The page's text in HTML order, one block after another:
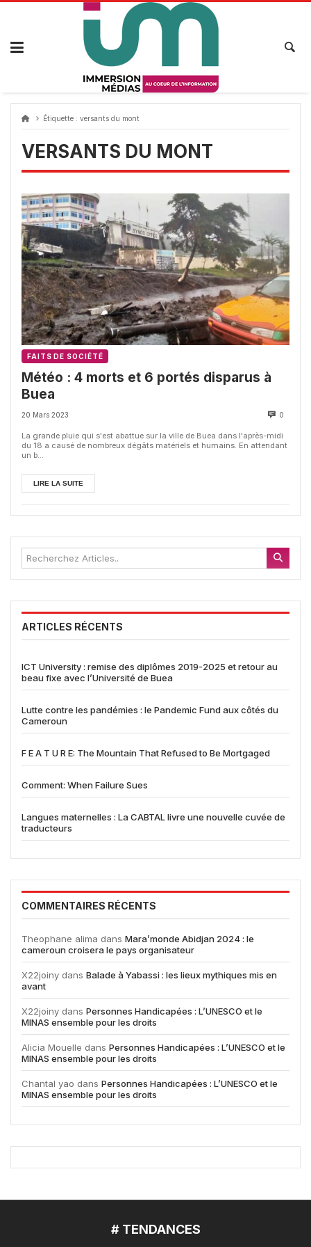
Passer
Étiquette : versants du mont
VERSANTS DU MONT
FAITS DE SOCIÉTÉ
Météo : 4 morts et 6 portés disparus à
Buea
20 Mars 2023 0
La grande pluie qui s'est abattue sur la ville de Buea dans l'après-midi
du 18 a causé de nombreux dégâts matériels et humains. En attendant
un b...
LIRE LA SUITE
ARTICLES RÉCENTS
ICT University : remise des diplômes 2019-2025 et retour au
beau fixe avec l’Université de Buea
Lutte contre les pandémies : le Pandemic Fund aux côtés du
Cameroun
F E A T U R E: The Mountain That Refused to Be Mortgaged
Comment: When Failure Sues
Langues maternelles : La CABTAL livre une nouvelle cuvée de
traducteurs
COMMENTAIRES RÉCENTS
Theophane alima dans Mara’monde Abidjan 2024 : le
cameroun croisera le pays organisateur
X22joiny dans Balade à Yabassi : les lieux mythiques mis en
avant
X22joiny dans Personnes Handicapées : L’UNESCO et le
MINAS ensemble pour les droits
Alicia Mouelle dans Personnes Handicapées : L’UNESCO et le
MINAS ensemble pour les droits
Chantal yao dans Personnes Handicapées : L’UNESCO et le
MINAS ensemble pour les droits
# TENDANCES